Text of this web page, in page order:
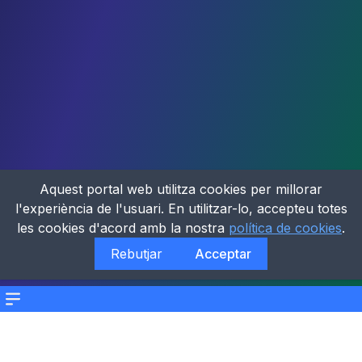
Menu
Aquest portal web utilitza cookies per millorar
l'experiència de l'usuari. En utilitzar-lo, accepteu totes
les cookies d'acord amb la nostra política de cookies.
Rebutjar
Acceptar